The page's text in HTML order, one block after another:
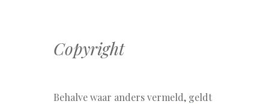
Copyright
Behalve waar anders vermeld, geldt